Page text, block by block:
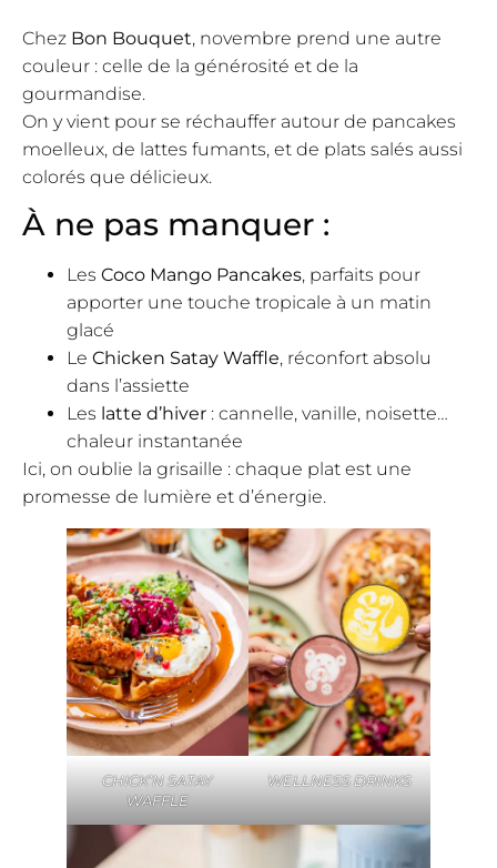
Chez Bon Bouquet, novembre prend une autre
couleur : celle de la générosité et de la
gourmandise.
On y vient pour se réchauffer autour de pancakes
moelleux, de lattes fumants, et de plats salés aussi
colorés que délicieux.
À ne pas manquer :
Les Coco Mango Pancakes, parfaits pour
apporter une touche tropicale à un matin
glacé
Le Chicken Satay Waffle, réconfort absolu
dans l’assiette
Les latte d’hiver : cannelle, vanille, noisette…
chaleur instantanée
Ici, on oublie la grisaille : chaque plat est une
promesse de lumière et d’énergie.
CHICK’N SATAY
WAFFLE
WELLNESS DRINKS